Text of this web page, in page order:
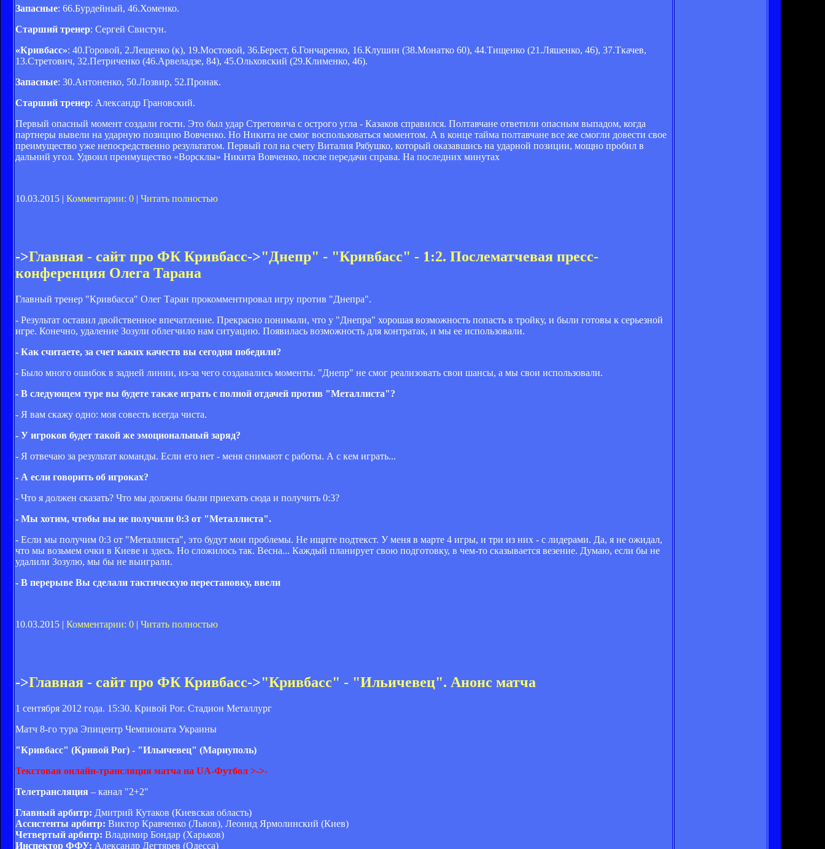
Запасные: 66.Бурдейный, 46.Хоменко.
Старший тренер: Сергей Свистун.
«Кривбасс»: 40.Горовой, 2.Лещенко (к), 19.Мостовой, 36.Берест, 6.Гончаренко, 16.Клушин (38.Монатко 60), 44.Тищенко (21.Ляшенко, 46), 37.Ткачев,
13.Стретович, 32.Петриченко (46.Арвеладзе, 84), 45.Ольховский (29.Клименко, 46).
Запасные: 30.Антоненко, 50.Лозвир, 52.Пронак.
Старший тренер: Александр Грановский.
Первый опасный момент создали гости. Это был удар Стретовича с острого угла - Казаков справился. Полтавчане ответили опасным выпадом, когда
партнеры вывели на ударную позицию Вовченко. Но Никита не смог воспользоваться моментом. А в конце тайма полтавчане все же смогли довести свое
преимущество уже непосредственно результатом. Первый гол на счету Виталия Рябушко, который оказавшись на ударной позиции, мощно пробил в
дальний угол. Удвоил преимущество «Ворсклы» Никита Вовченко, после передачи справа. На последних минутах
10.03.2015 | Комментарии: 0 | Читать полностью
->Главная - сайт про ФК Кривбасс->"Днепр" - "Кривбасс" - 1:2. Послематчевая пресс-
конференция Олега Тарана
Главный тренер "Кривбасса" Олег Таран прокомментировал игру против "Днепра".
- Результат оставил двойственное впечатление. Прекрасно понимали, что у "Днепра" хорошая возможность попасть в тройку, и были готовы к серьезной
игре. Конечно, удаление Зозули облегчило нам ситуацию. Появилась возможность для контратак, и мы ее использовали.
- Как считаете, за счет каких качеств вы сегодня победили?
- Было много ошибок в задней линии, из-за чего создавались моменты. "Днепр" не смог реализовать свои шансы, а мы свои использовали.
- В следующем туре вы будете также играть с полной отдачей против "Металлиста"?
- Я вам скажу одно: моя совесть всегда чиста.
- У игроков будет такой же эмоциональный заряд?
- Я отвечаю за результат команды. Если его нет - меня снимают с работы. А с кем играть...
- А если говорить об игроках?
- Что я должен сказать? Что мы должны были приехать сюда и получить 0:3?
- Мы хотим, чтобы вы не получили 0:3 от "Металлиста".
- Если мы получим 0:3 от "Металлиста", это будут мои проблемы. Не ищите подтекст. У меня в марте 4 игры, и три из них - с лидерами. Да, я не ожидал,
что мы возьмем очки в Киеве и здесь. Но сложилось так. Весна... Каждый планирует свою подготовку, в чем-то сказывается везение. Думаю, если бы не
удалили Зозулю, мы бы не выиграли.
- В перерыве Вы сделали тактическую перестановку, ввели
10.03.2015 | Комментарии: 0 | Читать полностью
->Главная - сайт про ФК Кривбасс->"Кривбасс" - "Ильичевец". Анонс матча
1 сентября 2012 года. 15:30. Кривой Рог. Стадион Металлург
Матч 8-го тура Эпицентр Чемпионата Украины
"Кривбасс" (Кривой Рог) - "Ильичевец" (Мариуполь)
Текстовая онлайн-трансляция матча на UA-Футбол >->-
Телетрансляция – канал "2+2"
Главный арбитр: Дмитрий Кутаков (Киевская область)
Ассистенты арбитр: Виктор Кравченко (Львов), Леонид Ярмолинский (Киев)
Четвертый арбитр: Владимир Бондар (Харьков)
Инспектор ФФУ: Александр Дегтярев (Одесса)